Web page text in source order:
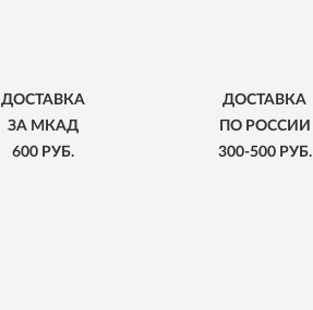
ДОСТАВКА
ЗА МКАД
600 РУБ.
ДОСТАВКА
ПО РОССИИ
300-500 РУБ.